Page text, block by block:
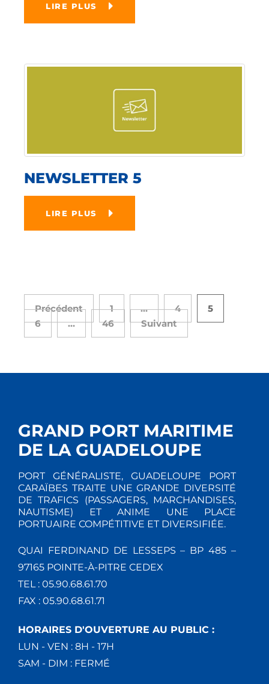
LIRE PLUS
NEWSLETTER 5
LIRE PLUS
Précédent 1 … 4
5
6
… 46 Suivant
GRAND PORT MARITIME
DE LA GUADELOUPE
PORT GÉNÉRALISTE, GUADELOUPE PORT
CARAÏBES TRAITE UNE GRANDE DIVERSITÉ
DE TRAFICS (PASSAGERS, MARCHANDISES,
NAUTISME) ET ANIME UNE PLACE
PORTUAIRE COMPÉTITIVE ET DIVERSIFIÉE.
QUAI FERDINAND DE LESSEPS – BP 485 –
97165 POINTE-À-PITRE CEDEX
TEL : 05.90.68.61.70
FAX : 05.90.68.61.71
HORAIRES D'OUVERTURE AU PUBLIC :
LUN - VEN : 8H - 17H
SAM - DIM : FERMÉ